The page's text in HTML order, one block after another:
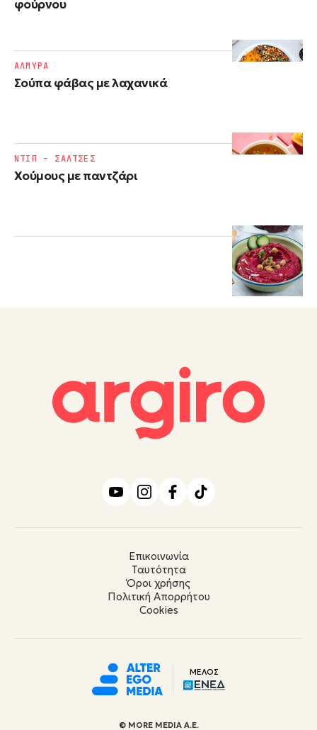
φούρνου
Σούπα φάβας με λαχανικά
ΑΛΜΥΡΑ
Χούμους με παντζάρι
ΝΤΙΠ – ΣΑΛΤΣΕΣ
Επικοινωνία
Ταυτότητα
Όροι χρήσης
Πολιτική Απορρήτου
Cookies
ΜΕΛΟΣ
© ΜORE MEDIA Α.Ε.